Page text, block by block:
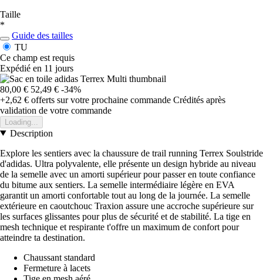
Taille
*
Guide des tailles
TU
Ce champ est requis
Expédié en 11 jours
80,00 € 52,49 € -34%
+2,62 € offerts sur votre prochaine commande Crédités après
validation de votre commande
Loading...
Description
Explore les sentiers avec la chaussure de trail running Terrex Soulstride
d'adidas. Ultra polyvalente, elle présente un design hybride au niveau
de la semelle avec un amorti supérieur pour passer en toute confiance
du bitume aux sentiers. La semelle intermédiaire légère en EVA
garantit un amorti confortable tout au long de la journée. La semelle
extérieure en caoutchouc Traxion assure une accroche supérieure sur
les surfaces glissantes pour plus de sécurité et de stabilité. La tige en
mesh technique et respirante t'offre un maximum de confort pour
atteindre ta destination.
Chaussant standard
Fermeture à lacets